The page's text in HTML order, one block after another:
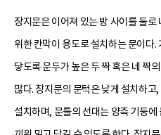
장지문은 이어져 있는 방 사이를 둘로
위한 칸막이 용도로 설치하는 문이다
닿도록 운두가 높은 두 짝 혹은 네 짝
많다. 장지문의 문턱은 낮게 설치하고
설치하며, 문틀의 선대는 양측 기둥에